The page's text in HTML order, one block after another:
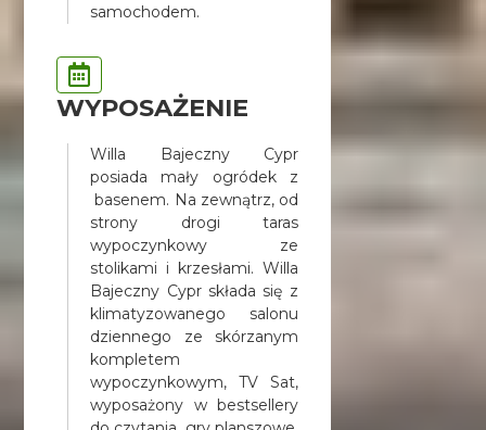
samochodem.
WYPOSAŻENIE
Willa Bajeczny Cypr
posiada mały ogródek z
basenem. Na zewnątrz, od
strony drogi taras
wypoczynkowy ze
stolikami i krzesłami. Willa
Bajeczny Cypr składa się z
klimatyzowanego salonu
dziennego ze skórzanym
kompletem
wypoczynkowym, TV Sat,
wyposażony w bestsellery